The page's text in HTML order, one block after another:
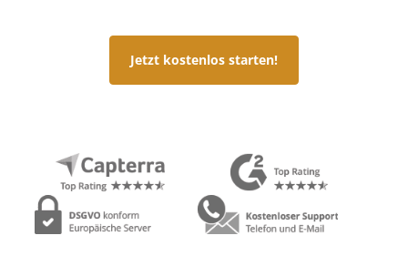
Jetzt kostenlos starten!